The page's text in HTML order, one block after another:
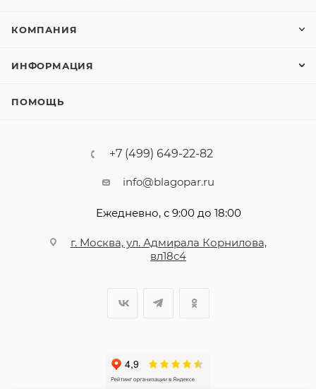
КОМПАНИЯ
ИНФОРМАЦИЯ
ПОМОЩЬ
+7 (499) 649-22-82
info@blagopar.ru
Ежедневно, с 9:00 до 18:00
г. Москва, ул. Адмирала Корнилова,
вл18с4